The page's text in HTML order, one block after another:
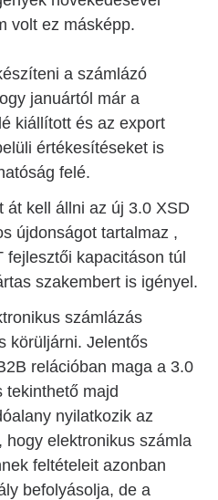
volt ez másképp.
a számlázó
januártól már a
kiállított és az export
értékesítéseket is
felé.
át kell állni az új 3.0 XSD
újdonságot tartalmaz ,
kapacitáson túl
szakembert is igényel.
számlázás
körüljárni. Jelentős
relációban maga a 3.0
tekinthető majd
nyilatkozik az
hogy elektronikus számla
feltételeit azonban
befolyásolja, de a